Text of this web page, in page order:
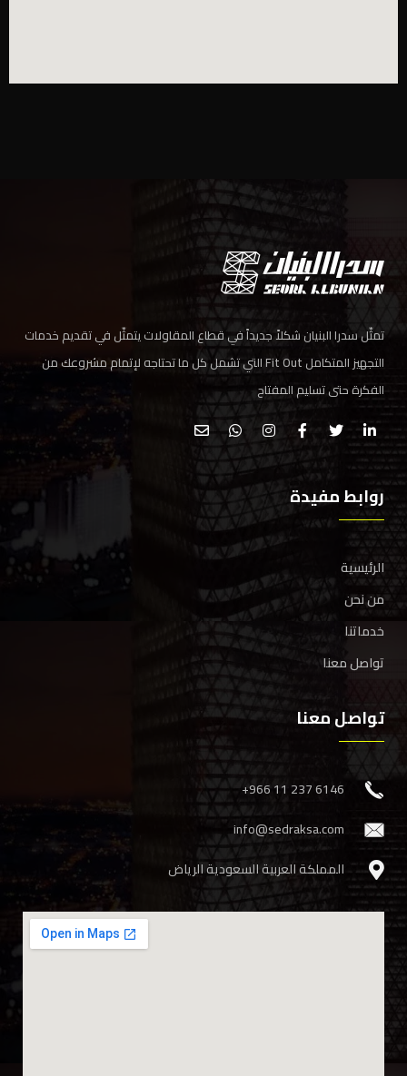
تمثّل سدرا البنيان شكلاً جديداً في قطاع المقاولات يتمثّل في تقديم خدمات
التجهيز المتكامل Fit Out التي تشمل كل ما تحتاجه لإتمام مشروعك من
الفكرة حتى تسليم المفتاح
روابط مفيدة
الرئيسية
من نحن
خدماتنا
تواصل معنا
تواصل معنا
‎+966 11 237 6146
info@sedraksa.com
المملكة العربية السعودية الرياض